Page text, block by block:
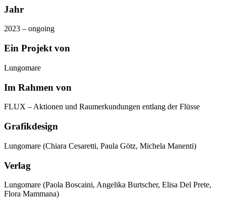
Jahr
2023 – ongoing
Ein Projekt von
Lungomare
Im Rahmen von
FLUX – Aktionen und Raumerkundungen entlang der Flüsse
Grafikdesign
Lungomare (Chiara Cesaretti, Paula Götz, Michela Manenti)
Verlag
Lungomare (Paola Boscaini, Angelika Burtscher, Elisa Del Prete,
Flora Mammana)